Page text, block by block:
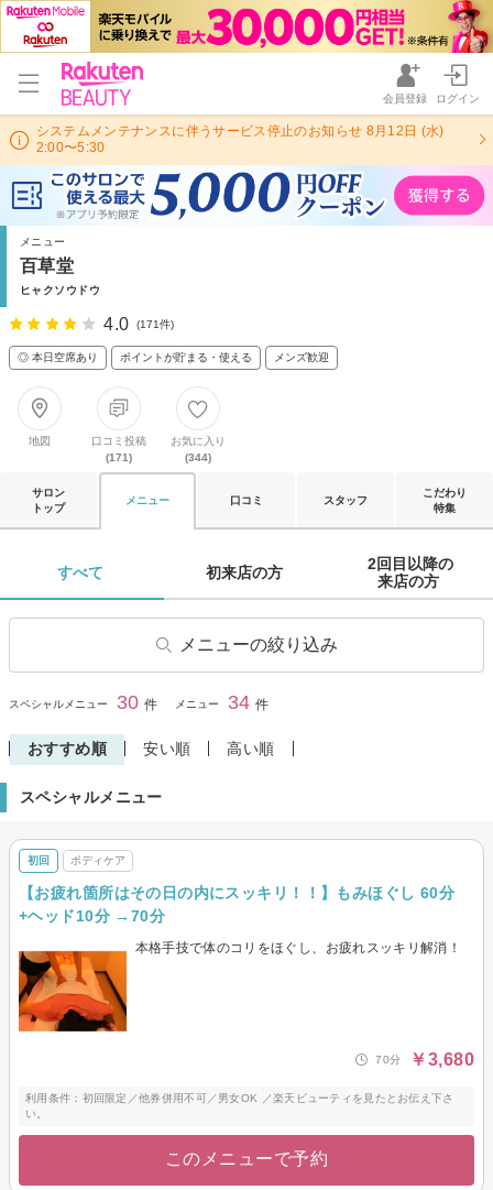
会員登録 ログイン
システムメンテナンスに伴うサービス停止のお知らせ 8月12日 (水)
2:00〜5:30
メニュー
百草堂
ヒャクソウドウ
4.0 (171件)
◎ 本日空席あり ポイントが貯まる・使える メンズ歓迎
地図
口コミ投稿
(171)
お気に入り
(344)
サロン
トップ
メニュー 口コミ スタッフ
こだわり
特集
すべて 初来店の方
2回目以降の
来店の方
メニューの絞り込み
レナージュ
ヘッドマッサージ・スパ
閉じる
スペシャルメニュー 30 件 メニュー 34 件
おすすめ順 安い順 高い順
スペシャルメニュー
初回 ボディケア
【お疲れ箇所はその日の内にスッキリ！！】もみほぐし 60分
+ヘッド10分 →70分
本格手技で体のコリをほぐし、お疲れスッキリ解消！
70分 ￥3,680
利用条件：初回限定／他券併用不可／男女OK ／楽天ビューティを見たとお伝え下さ
い。
このメニューで予約